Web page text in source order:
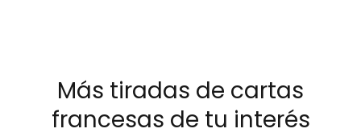
Más tiradas de cartas
francesas de tu interés